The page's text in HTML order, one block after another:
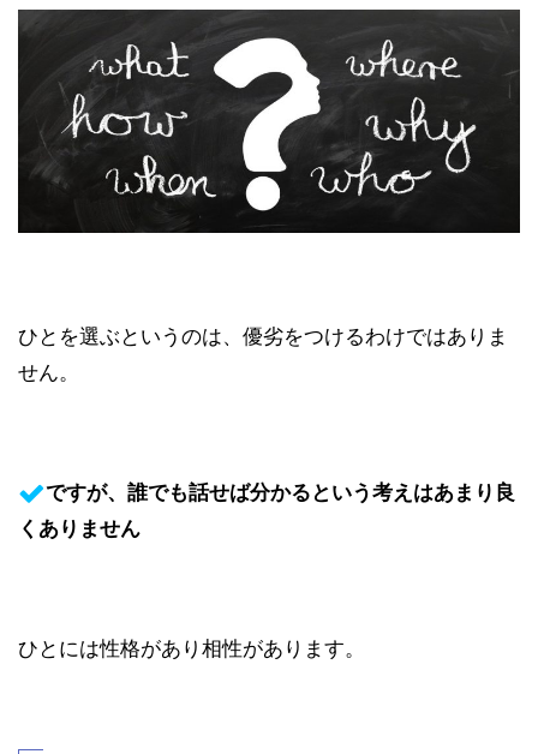
ひとを選ぶというのは、優劣をつけるわけではありま
せん。
ですが、誰でも話せば分かるという考えはあまり良
くありません
ひとには性格があり相性があります。